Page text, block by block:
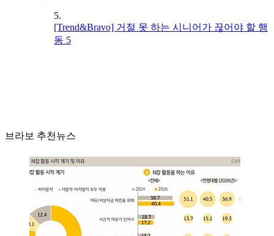
5.
[Trend&Bravo] 거절 못 하는 시니어가 끊어야 할 행
동 5
브라보 추천뉴스